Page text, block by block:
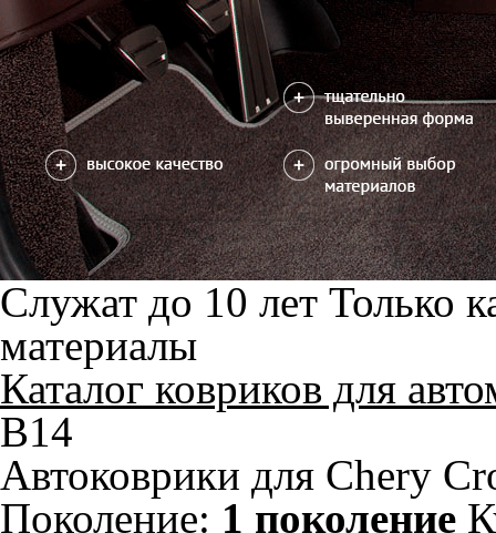
Салон
EVA
4 коврика 2600
В корзину
Коврик на центральный тоннель
отдельно или слитно с задним
ковриком
350
можете уточнить
Отдельно
Слитно с левым
Слитно с правым
Ковер 3го ряда сидений 2050
В корзину
Фурнитура